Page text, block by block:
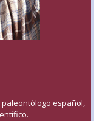
español,